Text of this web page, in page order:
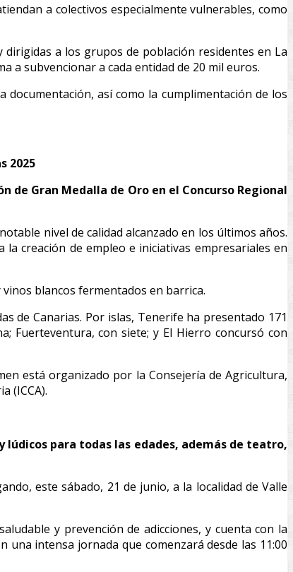
a colectivos especialmente vulnerables, como
a los grupos de población residentes en La
a subvencionar a cada entidad de 20 mil euros.
así como la cumplimentación de los
2025
de Gran Medalla de Oro en el Concurso Regional
nivel de calidad alcanzado en los últimos años.
creación de empleo e iniciativas empresariales en
blancos fermentados en barrica.
de Canarias. Por islas, Tenerife ha presentado 171
Fuerteventura, con siete; y El Hierro concursó con
está organizado por la Consejería de Agricultura,
(ICCA).
para todas las edades, además de teatro,
este sábado, 21 de junio, a la localidad de Valle
y prevención de adicciones, y cuenta con la
intensa jornada que comenzará desde las 11:00